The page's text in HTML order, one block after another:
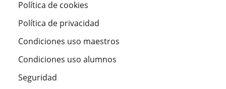
Política de cookies
Política de privacidad
Condiciones uso maestros
Condiciones uso alumnos
Seguridad